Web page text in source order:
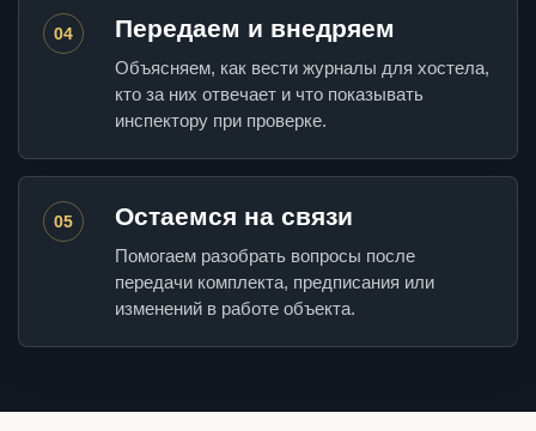
04 Передаем и внедряем
Объясняем, как вести журналы для хостела,
кто за них отвечает и что показывать
инспектору при проверке.
05 Остаемся на связи
Помогаем разобрать вопросы после
передачи комплекта, предписания или
изменений в работе объекта.